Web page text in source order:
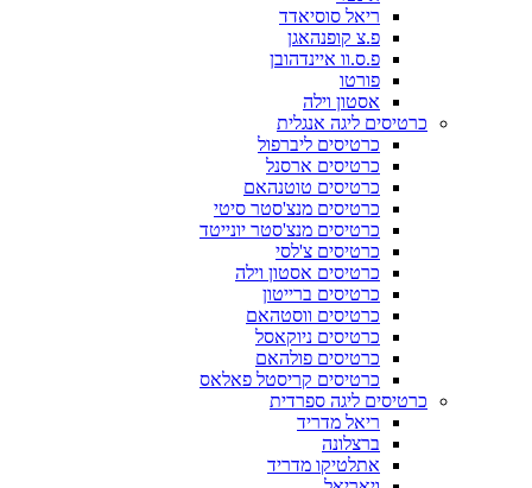
ריאל סוסיאדד
פ.צ קופנהאגן
פ.ס.וו איינדהובן
פורטו
אסטון וילה
כרטיסים ליגה אנגלית
כרטיסים ליברפול
כרטיסים ארסנל
כרטיסים טוטנהאם
כרטיסים מנצ'סטר סיטי
כרטיסים מנצ'סטר יונייטד
כרטיסים צ'לסי
כרטיסים אסטון וילה
כרטיסים ברייטון
כרטיסים ווסטהאם
כרטיסים ניוקאסל
כרטיסים פולהאם
כרטיסים קריסטל פאלאס
כרטיסים ליגה ספרדית
ריאל מדריד
ברצלונה
אתלטיקו מדריד